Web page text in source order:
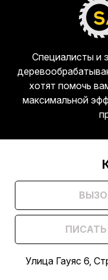
Специалисты и
хотят помочь
максимальной
ПИСАТЬ
Улица Гауяс 6,